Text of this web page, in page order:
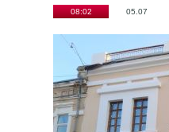
08:02 05.07